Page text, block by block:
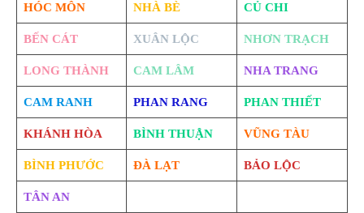
HÓC MÔN NHÀ BÈ CỦ CHI
BẾN CÁT XUÂN LỘC NHƠN TRẠCH
LONG THÀNH CAM LÂM NHA TRANG
CAM RANH PHAN RANG PHAN THIẾT
KHÁNH HÒA BÌNH THUẬN VŨNG TÀU
BÌNH PHƯỚC ĐÀ LẠT BẢO LỘC
TÂN AN